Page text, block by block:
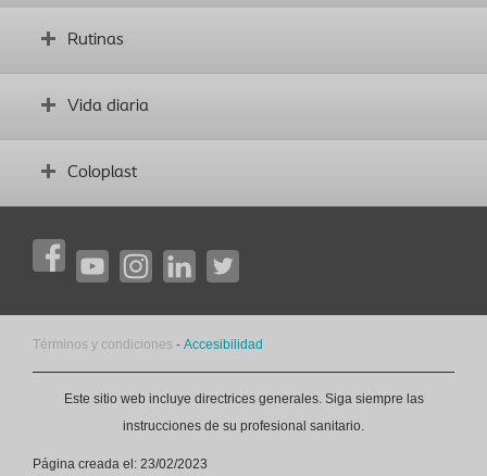
¿Qué es una ostomía?
Rutinas
Establecer rutinas sólidas
Vida diaria
Vida diaria con un estoma
Intimidad
Coloplast
Contacta con nosotros
Términos y condiciones - Accesibilidad
Este sitio web incluye directrices generales. Siga siempre las
instrucciones de su profesional sanitario.
Página creada el: 23/02/2023